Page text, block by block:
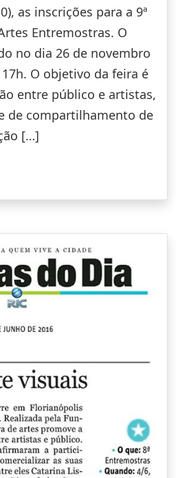
as inscrições para a 9ª
Entremostras. O
no dia 26 de novembro
O objetivo da feira é
entre público e artistas,
de compartilhamento de
[…]